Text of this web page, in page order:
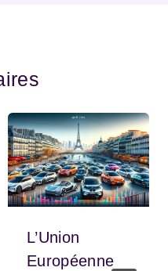
L’Union
Européenne